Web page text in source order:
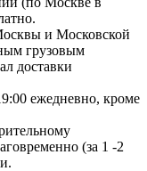
и Московской
грузовым
доставки
ежедневно, кроме
(за 1 -2